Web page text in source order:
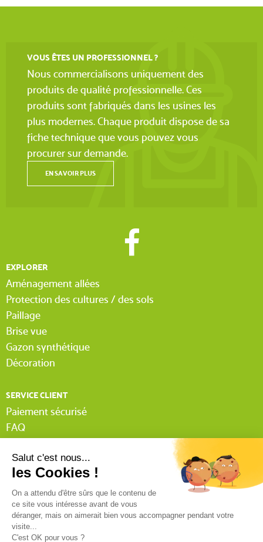
VOUS ÊTES UN PROFESSIONNEL ?
Nous commercialisons uniquement des
produits de qualité professionnelle. Ces
produits sont fabriqués dans les usines les
plus modernes. Chaque produit dispose de sa
fiche technique que vous pouvez vous
procurer sur demande.
EN SAVOIR PLUS
EXPLORER
Aménagement allées
Protection des cultures / des sols
Paillage
Brise vue
Gazon synthétique
Décoration
SERVICE CLIENT
Paiement sécurisé
FAQ
Lexique Tissnet
Suivi commande invité
Contactez-nous